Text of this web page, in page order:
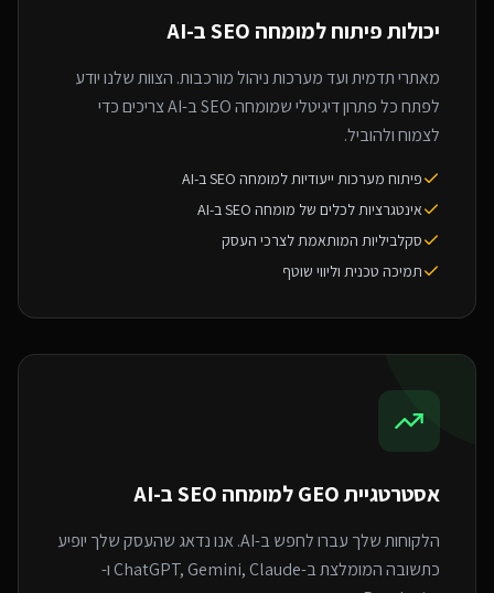
יכולות פיתוח למומחה SEO ב-AI
מאתרי תדמית ועד מערכות ניהול מורכבות. הצוות שלנו יודע
לפתח כל פתרון דיגיטלי שמומחה SEO ב-AI צריכים כדי
לצמוח ולהוביל.
פיתוח מערכות ייעודיות למומחה SEO ב-AI
אינטגרציות לכלים של מומחה SEO ב-AI
סקלביליות המותאמת לצרכי העסק
תמיכה טכנית וליווי שוטף
אסטרטגיית GEO ל מומחה SEO ב-AI
הלקוחות שלך עברו לחפש ב-AI. אנו נדאג שהעסק שלך יופיע
כתשובה המומלצת ב-ChatGPT, Gemini, Claude ו-